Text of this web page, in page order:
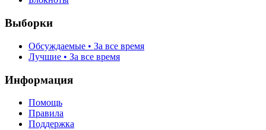
Выборки
Обсуждаемые • За все время
Лучшие • За все время
Информация
Помощь
Правила
Поддержка